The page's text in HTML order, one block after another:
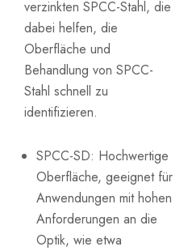
verzinkten SPCC-Stahl, die
dabei helfen, die
Oberfläche und
Behandlung von SPCC-
Stahl schnell zu
identifizieren.
SPCC-SD: Hochwertige
Oberfläche, geeignet für
Anwendungen mit hohen
Anforderungen an die
Optik, wie etwa